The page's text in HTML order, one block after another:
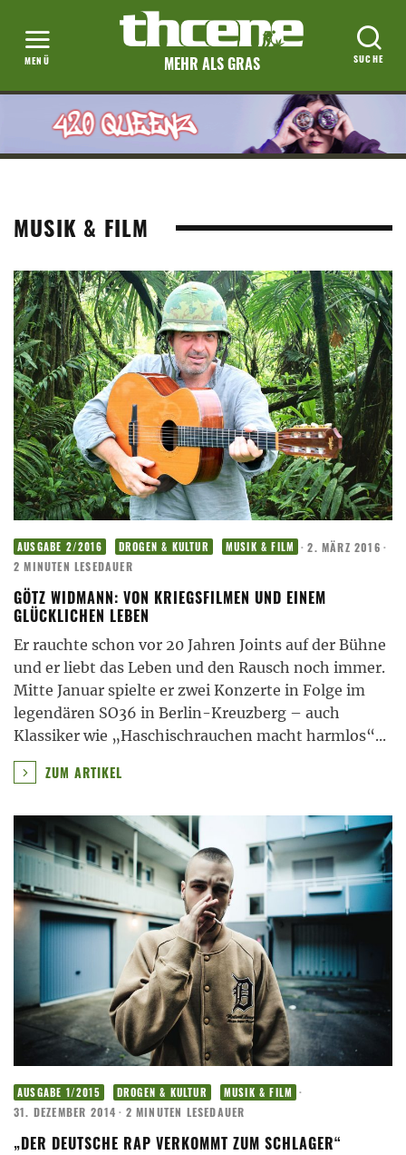
MEHR ALS GRAS
MUSIK & FILM
AUSGABE 2/2016 DROGEN & KULTUR MUSIK & FILM · 2. MÄRZ 2016 ·
2 MINUTEN LESEDAUER
GÖTZ WIDMANN: VON KRIEGSFILMEN UND EINEM
GLÜCKLICHEN LEBEN
Er rauchte schon vor 20 Jahren Joints auf der Bühne
und er liebt das Leben und den Rausch noch immer.
Mitte Januar spielte er zwei Konzerte in Folge im
legendären SO36 in Berlin-Kreuzberg – auch
Klassiker wie „Haschischrauchen macht harmlos“...
ZUM ARTIKEL
AUSGABE 1/2015 DROGEN & KULTUR MUSIK & FILM ·
31. DEZEMBER 2014 · 2 MINUTEN LESEDAUER
„DER DEUTSCHE RAP VERKOMMT ZUM SCHLAGER“